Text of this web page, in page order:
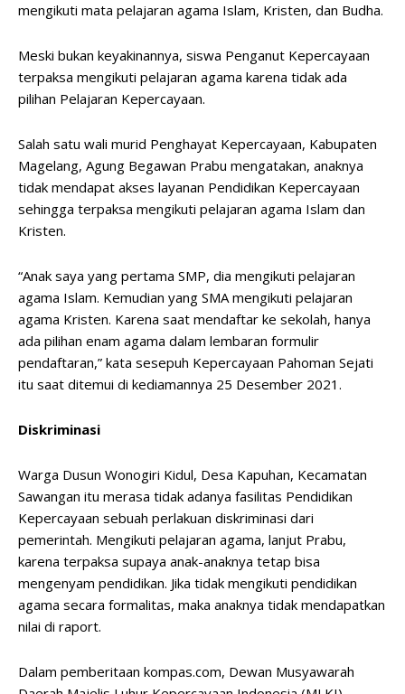
mengikuti mata pelajaran agama Islam, Kristen, dan Budha.
Meski bukan keyakinannya, siswa Penganut Kepercayaan
terpaksa mengikuti pelajaran agama karena tidak ada
pilihan Pelajaran Kepercayaan.
Salah satu wali murid Penghayat Kepercayaan, Kabupaten
Magelang, Agung Begawan Prabu mengatakan, anaknya
tidak mendapat akses layanan Pendidikan Kepercayaan
sehingga terpaksa mengikuti pelajaran agama Islam dan
Kristen.
“Anak saya yang pertama SMP, dia mengikuti pelajaran
agama Islam. Kemudian yang SMA mengikuti pelajaran
agama Kristen. Karena saat mendaftar ke sekolah, hanya
ada pilihan enam agama dalam lembaran formulir
pendaftaran,” kata sesepuh Kepercayaan Pahoman Sejati
itu saat ditemui di kediamannya 25 Desember 2021.
Diskriminasi
Warga Dusun Wonogiri Kidul, Desa Kapuhan, Kecamatan
Sawangan itu merasa tidak adanya fasilitas Pendidikan
Kepercayaan sebuah perlakuan diskriminasi dari
pemerintah. Mengikuti pelajaran agama, lanjut Prabu,
karena terpaksa supaya anak-anaknya tetap bisa
mengenyam pendidikan. Jika tidak mengikuti pendidikan
agama secara formalitas, maka anaknya tidak mendapatkan
nilai di raport.
Dalam pemberitaan kompas.com, Dewan Musyawarah